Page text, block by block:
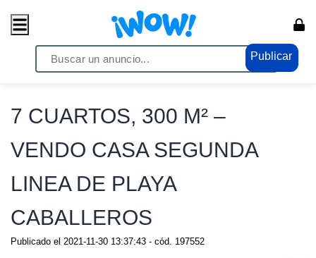
Publicar
/ Propiedades / Casas
7 CUARTOS, 300 M² –
VENDO CASA SEGUNDA
LINEA DE PLAYA
CABALLEROS
Publicado el 2021-11-30 13:37:43 - cód. 197552